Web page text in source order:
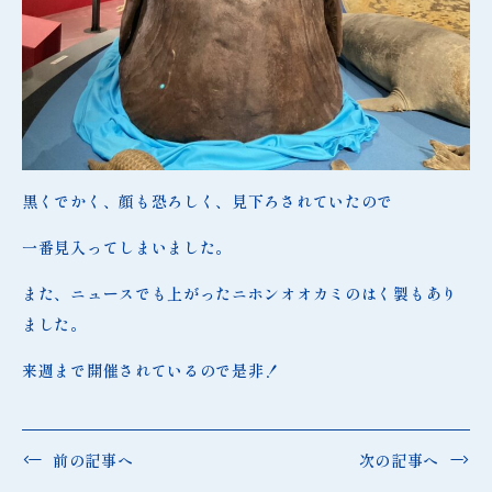
黒くでかく、顔も恐ろしく、見下ろされていたので
一番見入ってしまいました。
また、ニュースでも上がったニホンオオカミのはく製もあり
ました。
来週まで開催されているので是非！
前の記事へ 次の記事へ